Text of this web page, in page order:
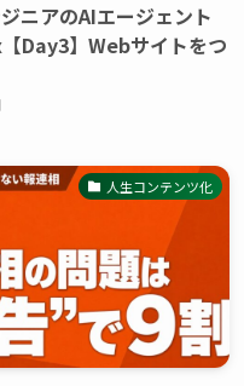
ニアのAIエージェント
Day3】Webサイトをつ
人生コンテンツ化